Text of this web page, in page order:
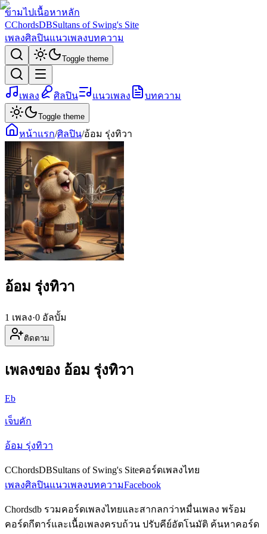
ข้ามไปเนื้อหาหลัก
CChordsDBSultans of Swing's Site
เพลงศิลปินแนวเพลงบทความ
Toggle theme
เพลง ศิลปิน แนวเพลง บทความ
Toggle theme
หน้าแรก/ศิลปิน/อ้อม รุ่งทิวา
อ้อม รุ่งทิวา
1 เพลง·0 อัลบั้ม
ติดตาม
เพลงของ อ้อม รุ่งทิวา
Eb
เจ็บคัก
อ้อม รุ่งทิวา
CChordsDBSultans of Swing's Siteคอร์ดเพลงไทย
เพลงศิลปินแนวเพลงบทความFacebook
Chordsdb รวมคอร์ดเพลงไทยและสากลกว่าหมื่นเพลง พร้อม
คอร์ดกีตาร์และเนื้อเพลงครบถ้วน ปรับคีย์อัตโนมัติ ค้นหาคอร์ด